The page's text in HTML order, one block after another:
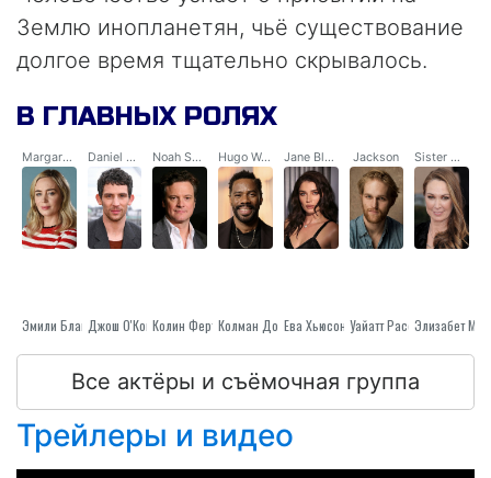
Землю инопланетян, чьё существование
долгое время тщательно скрывалось.
В ГЛАВНЫХ РОЛЯХ
Margaret Fairchild
Эмили Блант
Daniel Kellner
Джош О'Коннор
Noah Scanlon
Колин Ферт
Hugo Wakefield
Колман Доминго
Jane Blakenship
Ева Хьюсон
Jackson
Уайатт Расселл
Sister Maura
Элизабет
Все актёры и съёмочная группа
Трейлеры и видео